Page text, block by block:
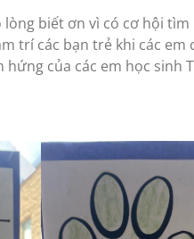
biết ơn vì có cơ hội
trí các bạn trẻ khi các
của các em học sinh